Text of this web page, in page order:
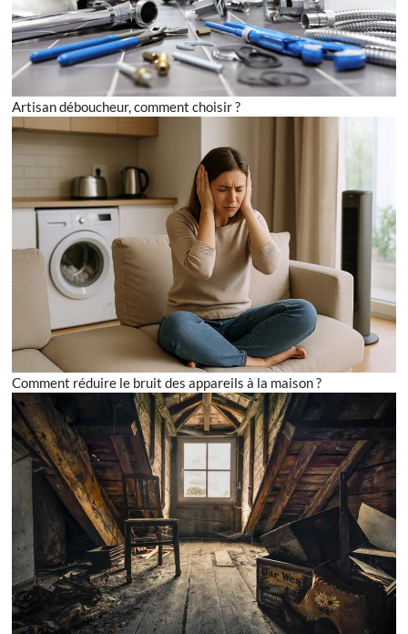
Artisan déboucheur, comment choisir ?
Comment réduire le bruit des appareils à la maison ?